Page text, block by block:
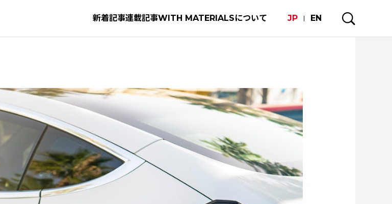
新着記事連載記事WITH MATERIALSについて JP EN
タグから探す